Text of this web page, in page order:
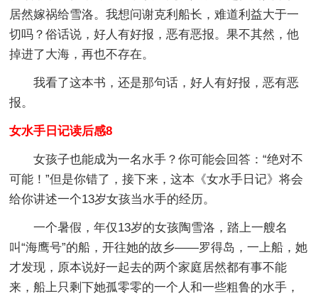
居然嫁祸给雪洛。我想问谢克利船长，难道利益大于一
切吗？俗话说，好人有好报，恶有恶报。果不其然，他
掉进了大海，再也不存在。
我看了这本书，还是那句话，好人有好报，恶有恶
报。
女水手日记读后感8
女孩子也能成为一名水手？你可能会回答：“绝对不
可能！”但是你错了，接下来，这本《女水手日记》将会
给你讲述一个13岁女孩当水手的经历。
一个暑假，年仅13岁的女孩陶雪洛，踏上一艘名
叫“海鹰号”的船，开往她的故乡——罗得岛，一上船，她
才发现，原本说好一起去的两个家庭居然都有事不能
来，船上只剩下她孤零零的一个人和一些粗鲁的水手，